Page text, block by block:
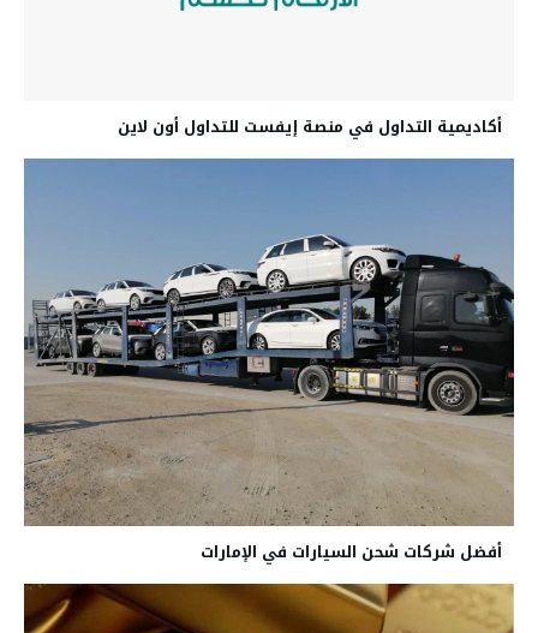
أكاديمية التداول في منصة إيفست للتداول أون لاين
أفضل شركات شحن السيارات في الإمارات